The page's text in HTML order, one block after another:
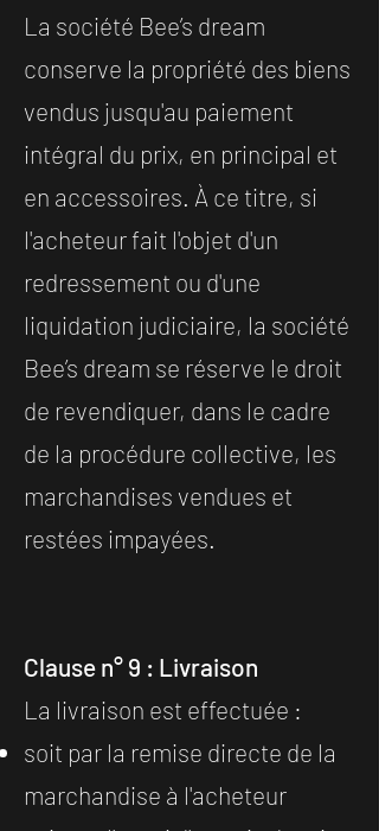
La société Bee’s dream
conserve la propriété des biens
vendus jusqu'au paiement
intégral du prix, en principal et
en accessoires. À ce titre, si
l'acheteur fait l'objet d'un
redressement ou d'une
liquidation judiciaire, la société
Bee’s dream se réserve le droit
de revendiquer, dans le cadre
de la procédure collective, les
marchandises vendues et
restées impayées.
Clause n° 9 : Livraison
La livraison est effectuée :
soit par la remise directe de la
marchandise à l'acheteur